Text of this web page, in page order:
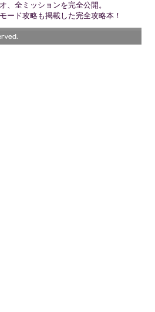
、全ミッションを完全公開。
ード攻略も掲載した完全攻略本！